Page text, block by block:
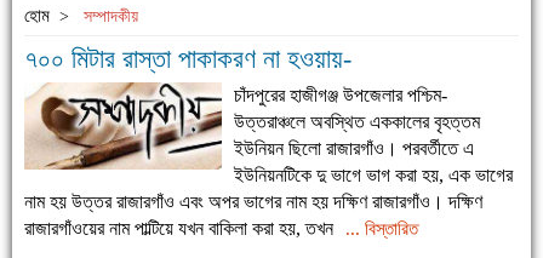
হোম > সম্পাদকীয়
৭০০ মিটার রাস্তা পাকাকরণ না হওয়ায়-
চাঁদপুরের হাজীগঞ্জ উপজেলার পশ্চিম-
উত্তরাঞ্চলে অবস্থিত এককালের বৃহত্তম
ইউনিয়ন ছিলো রাজারগাঁও। পরবর্তীতে এ
ইউনিয়নটিকে দু ভাগে ভাগ করা হয়, এক ভাগের
নাম হয় উত্তর রাজারগাঁও এবং অপর ভাগের নাম হয় দক্ষিণ রাজারগাঁও। দক্ষিণ
রাজারগাঁওয়ের নাম পাল্টিয়ে যখন বাকিলা করা হয়, তখন
... বিস্তারিত